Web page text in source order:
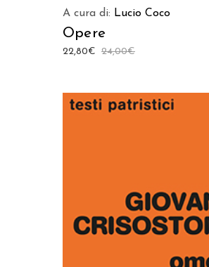
A cura di: Lucio Coco
Opere
24,00€
22,80€
AGGIUNGI AL CARRELLO